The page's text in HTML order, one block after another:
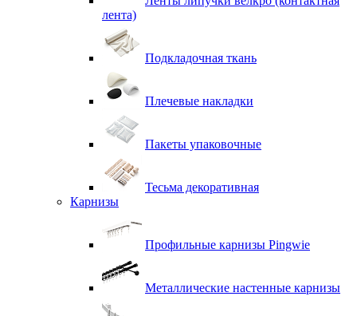
лента)
Подкладочная ткань
Плечевые накладки
Пакеты упаковочные
Тесьма декоративная
Карнизы
Профильные карнизы Pingwie
Металлические настенные карнизы